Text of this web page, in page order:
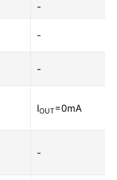
-
-
-
IOUT=0mA
-